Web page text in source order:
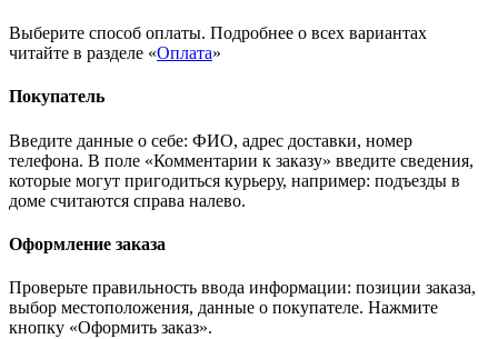
Выберите способ оплаты. Подробнее о всех вариантах
читайте в разделе «Оплата»
Покупатель
Введите данные о себе: ФИО, адрес доставки, номер
телефона. В поле «Комментарии к заказу» введите сведения,
которые могут пригодиться курьеру, например: подъезды в
доме считаются справа налево.
Оформление заказа
Проверьте правильность ввода информации: позиции заказа,
выбор местоположения, данные о покупателе. Нажмите
кнопку «Оформить заказ».